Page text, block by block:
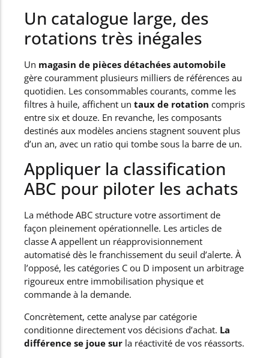
Un catalogue large, des
rotations très inégales
Un magasin de pièces détachées automobile
gère couramment plusieurs milliers de références au
quotidien. Les consommables courants, comme les
filtres à huile, affichent un taux de rotation compris
entre six et douze. En revanche, les composants
destinés aux modèles anciens stagnent souvent plus
d’un an, avec un ratio qui tombe sous la barre de un.
Appliquer la classification
ABC pour piloter les achats
La méthode ABC structure votre assortiment de
façon pleinement opérationnelle. Les articles de
classe A appellent un réapprovisionnement
automatisé dès le franchissement du seuil d’alerte. À
l’opposé, les catégories C ou D imposent un arbitrage
rigoureux entre immobilisation physique et
commande à la demande.
Concrètement, cette analyse par catégorie
conditionne directement vos décisions d’achat. La
différence se joue sur la réactivité de vos réassorts.